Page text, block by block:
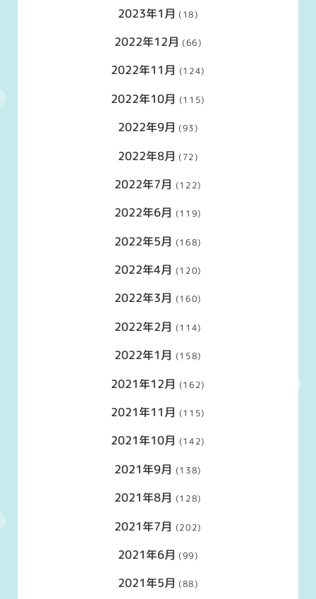
2023年1月 (18)
2022年12月 (66)
2022年11月 (124)
2022年10月 (115)
2022年9月 (93)
2022年8月 (72)
2022年7月 (122)
2022年6月 (119)
2022年5月 (168)
2022年4月 (120)
2022年3月 (160)
2022年2月 (114)
2022年1月 (158)
2021年12月 (162)
2021年11月 (115)
2021年10月 (142)
2021年9月 (138)
2021年8月 (128)
2021年7月 (202)
2021年6月 (99)
2021年5月 (88)